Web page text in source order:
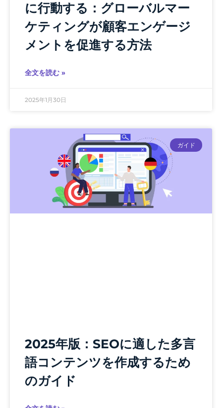
に行動する：グローバルマー
ケティングが顧客エンゲージ
メントを促進する方法
全文を読む »
2025年1月30日
ガイド
2025年版：SEOに適した多言
語コンテンツを作成するため
のガイド